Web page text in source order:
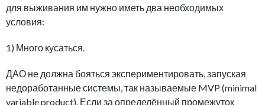
для выживания им нужно иметь два необходимых
условия:
1) Много кусаться.
ДАО не должна бояться экспериментировать, запуская
недоработанные системы, так называемые MVP (minimal
variable product). Если за определённый промежуток